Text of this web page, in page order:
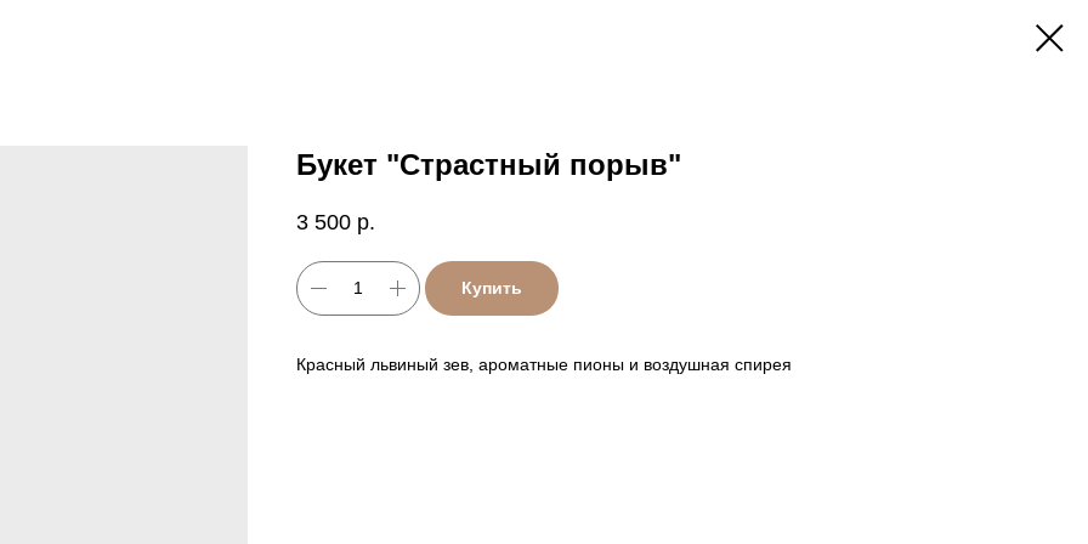
Букет "Страстный порыв"
3 500 р.
Купить
Красный львиный зев, ароматные пионы и воздушная спирея